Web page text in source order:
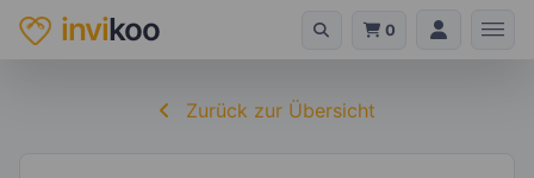
invikoo 0
Zurück zur Übersicht